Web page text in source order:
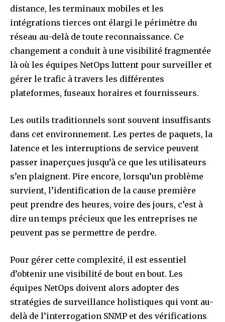
distance, les terminaux mobiles et les
intégrations tierces ont élargi le périmètre du
réseau au-delà de toute reconnaissance. Ce
changement a conduit à une visibilité fragmentée
là où les équipes NetOps luttent pour surveiller et
gérer le trafic à travers les différentes
plateformes, fuseaux horaires et fournisseurs.
Les outils traditionnels sont souvent insuffisants
dans cet environnement. Les pertes de paquets, la
latence et les interruptions de service peuvent
passer inaperçues jusqu’à ce que les utilisateurs
s’en plaignent. Pire encore, lorsqu’un problème
survient, l’identification de la cause première
peut prendre des heures, voire des jours, c’est à
dire un temps précieux que les entreprises ne
peuvent pas se permettre de perdre.
Pour gérer cette complexité, il est essentiel
d’obtenir une visibilité de bout en bout. Les
équipes NetOps doivent alors adopter des
stratégies de surveillance holistiques qui vont au-
delà de l’interrogation SNMP et des vérifications